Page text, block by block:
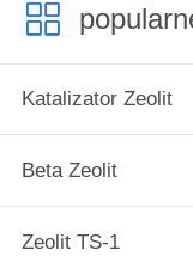
Katalizator Zeolit
Beta Zeolit
Zeolit ​​TS-1